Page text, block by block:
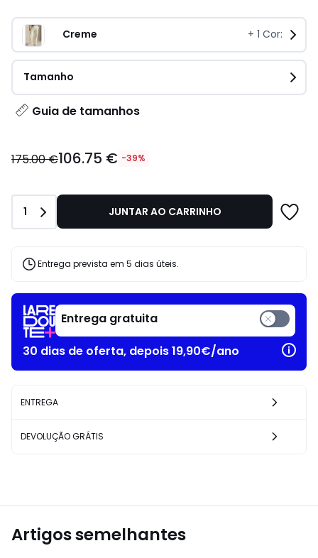
Creme + 1 Cor:
Tamanho
Guia de tamanhos
€
175.00
€
de
desconto
175.00 €106.75 € -39%
Quantidade
1 JUNTAR AO CARRINHO
Entrega prevista em 5 dias úteis.
Entrega gratuita
30 dias de oferta, depois 19,90€/ano
ENTREGA
DEVOLUÇÃO GRÁTIS
Artigos semelhantes